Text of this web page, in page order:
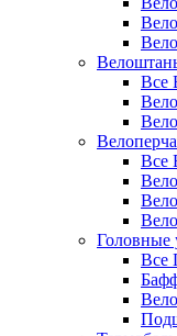
Все
Все
Головные
Все